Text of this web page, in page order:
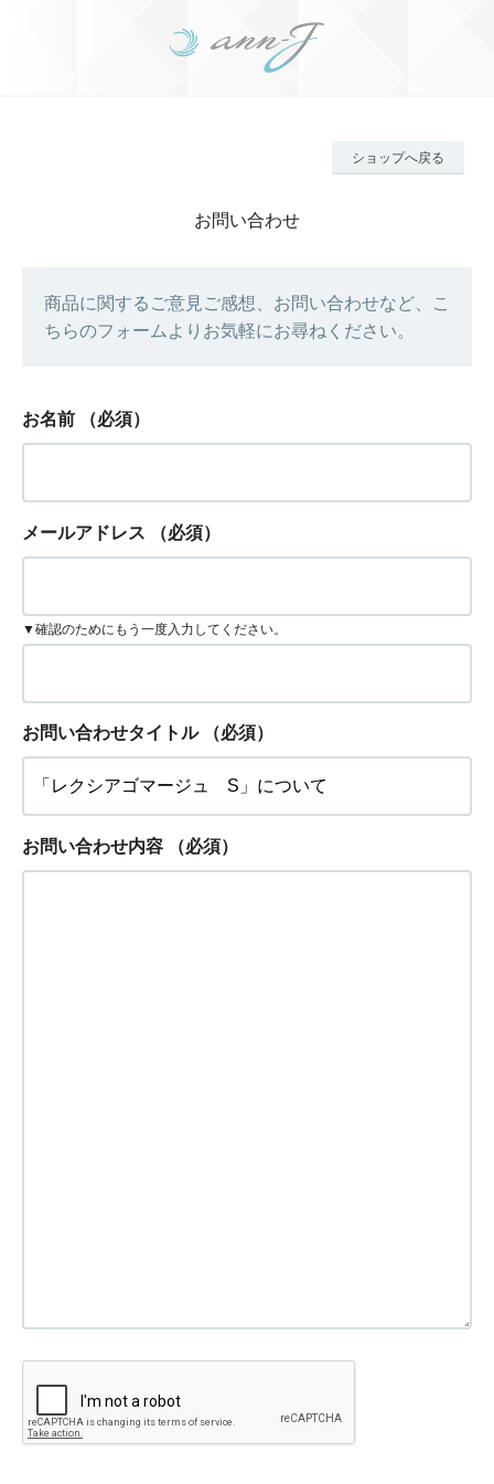
ショップへ戻る
お問い合わせ
商品に関するご意見ご感想、お問い合わせなど、こ
ちらのフォームよりお気軽にお尋ねください。
お名前 （必須）
メールアドレス （必須）
▼確認のためにもう一度入力してください。
お問い合わせタイトル （必須）
お問い合わせ内容 （必須）